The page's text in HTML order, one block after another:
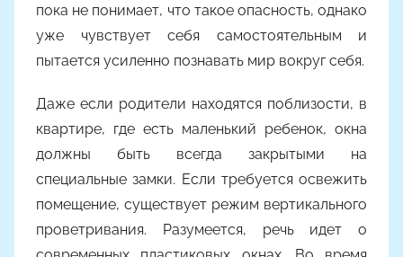
пока не понимает, что такое опасность, однако
уже чувствует себя самостоятельным и
пытается усиленно познавать мир вокруг себя.
Даже если родители находятся поблизости, в
квартире, где есть маленький ребенок, окна
должны быть всегда закрытыми на
специальные замки. Если требуется освежить
помещение, существует режим вертикального
проветривания. Разумеется, речь идет о